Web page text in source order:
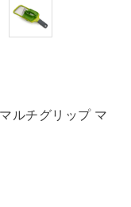
ルチグリップ マ